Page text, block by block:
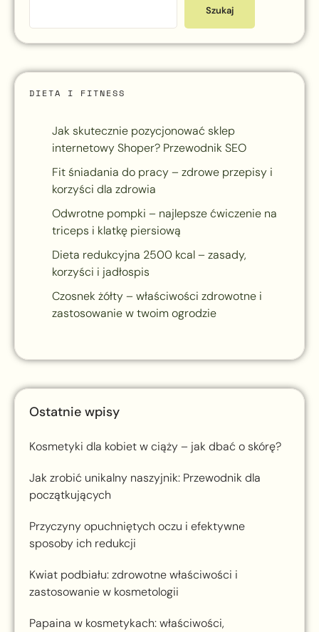
Szukaj
DIETA I FITNESS
Jak skutecznie pozycjonować sklep
internetowy Shoper? Przewodnik SEO
Fit śniadania do pracy – zdrowe przepisy i
korzyści dla zdrowia
Odwrotne pompki – najlepsze ćwiczenie na
triceps i klatkę piersiową
Dieta redukcyjna 2500 kcal – zasady,
korzyści i jadłospis
Czosnek żółty – właściwości zdrowotne i
zastosowanie w twoim ogrodzie
Ostatnie wpisy
Kosmetyki dla kobiet w ciąży – jak dbać o skórę?
Jak zrobić unikalny naszyjnik: Przewodnik dla
początkujących
Przyczyny opuchniętych oczu i efektywne
sposoby ich redukcji
Kwiat podbiału: zdrowotne właściwości i
zastosowanie w kosmetologii
Papaina w kosmetykach: właściwości,